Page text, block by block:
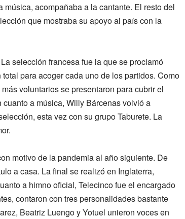
acompañaba a la cantante. El resto del
que mostraba su apoyo al país con la
selección francesa fue la que se proclamó
para acoger cada uno de los partidos. Como
voluntarios se presentaron para cubrir el
a música, Willy Bárcenas volvió a
esta vez con su grupo Taburete. La
motivo de la pandemia al año siguiente. De
a casa. La final se realizó en Inglaterra,
a himno oficial, Telecinco fue el encargado
contaron con tres personalidades bastante
Beatriz Luengo y Yotuel unieron voces en